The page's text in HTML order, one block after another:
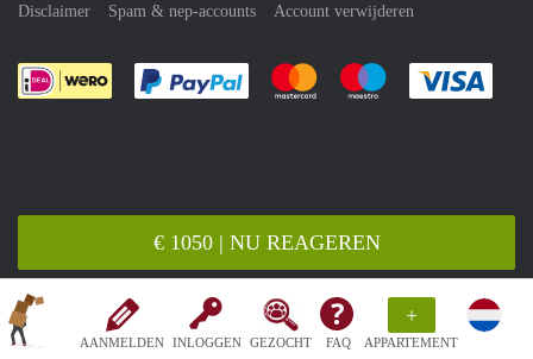
AANMELDEN INLOGGEN GEZOCHT FAQ
+
APPARTEMENT
€ 1050 | NU REAGEREN
Disclaimer
Spam & nep-accounts Account verwijderen
Je rekent gemakkelijk af met Paypal
Je rekent gemakkelijk af met
Je rekent